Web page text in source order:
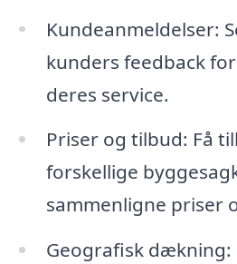
Kundeanmeldelser:
kunders feedback
deres service.
Priser og tilbud: Få
forskellige
sammenligne priser
Geografisk dækning: